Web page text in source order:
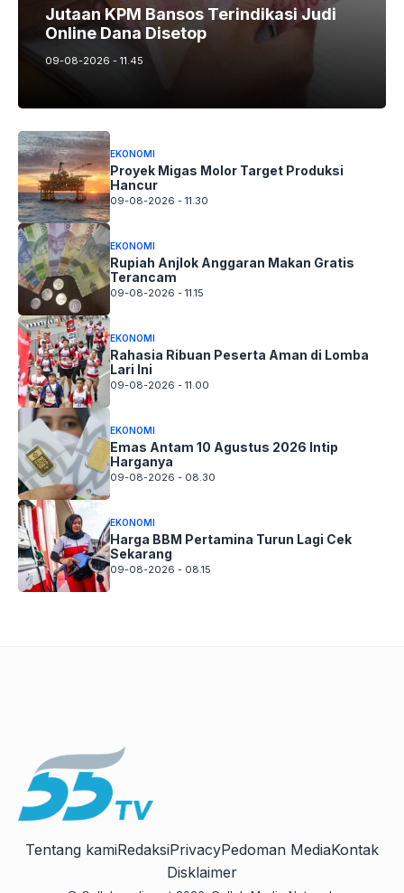
Jutaan KPM Bansos Terindikasi Judi
Online Dana Disetop
09-08-2026 - 11.45
EKONOMI
Proyek Migas Molor Target Produksi
Hancur
09-08-2026 - 11.30
EKONOMI
Rupiah Anjlok Anggaran Makan Gratis
Terancam
09-08-2026 - 11.15
EKONOMI
Rahasia Ribuan Peserta Aman di Lomba
Lari Ini
09-08-2026 - 11.00
EKONOMI
Emas Antam 10 Agustus 2026 Intip
Harganya
09-08-2026 - 08.30
EKONOMI
Harga BBM Pertamina Turun Lagi Cek
Sekarang
09-08-2026 - 08.15
Tentang kamiRedaksiPrivacyPedoman MediaKontak
Disklaimer